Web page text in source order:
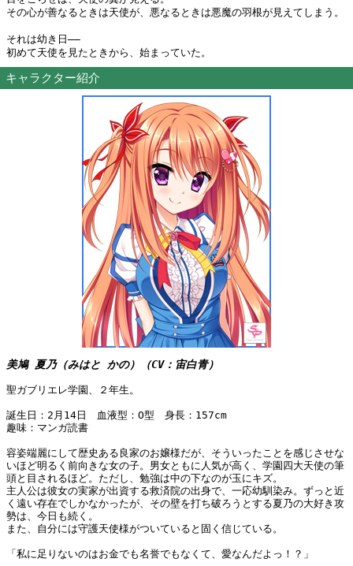
その心が善なるときは天使が、悪なるときは悪魔の羽根が見えてしまう。
それは幼き日――
初めて天使を見たときから、始まっていた。
キャラクター紹介
美鳩 夏乃（みはと かの）（CV：宙白青）
聖ガブリエレ学園、２年生。
誕生日：2月14日 血液型：O型 身長：157cm
趣味：マンガ読書
容姿端麗にして歴史ある良家のお嬢様だが、そういったことを感じさせな
いほど明るく前向きな女の子。男女ともに人気が高く、学園四大天使の筆
頭と目されるほど。ただし、勉強は中の下なのが玉にキズ。
主人公は彼女の実家が出資する救済院の出身で、一応幼馴染み。ずっと近
く遠い存在でしかなかったが、その壁を打ち破ろうとする夏乃の大好き攻
勢は、今日も続く。
また、自分には守護天使様がついていると固く信じている。
「私に足りないのはお金でも名誉でもなくて、愛なんだよっ！？」